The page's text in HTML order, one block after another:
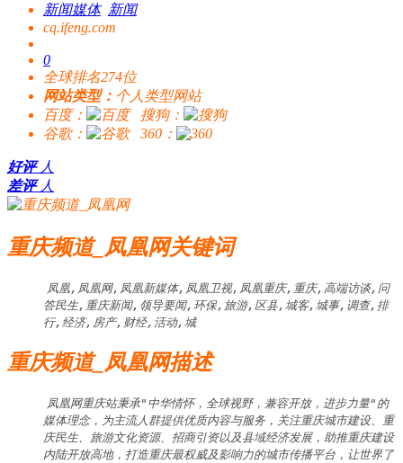
新闻媒体 新闻
cq.ifeng.com
0
全球排名274位
网站类型： 个人类型网站
百度：
搜狗：
谷歌：
360：
好评 人
差评 人
重庆频道_凤凰网关键词
凤凰,凤凰网,凤凰新媒体,凤凰卫视,凤凰重庆,重庆,高端访谈,问
答民生,重庆新闻,领导要闻,环保,旅游,区县,城客,城事,调查,排
行,经济,房产,财经,活动,城
重庆频道_凤凰网描述
凤凰网重庆站秉承"中华情怀，全球视野，兼容开放，进步力量"的
媒体理念，为主流人群提供优质内容与服务，关注重庆城市建设、重
庆民生、旅游文化资源、招商引资以及县域经济发展，助推重庆建设
内陆开放高地，打造重庆最权威及影响力的城市传播平台，让世界了